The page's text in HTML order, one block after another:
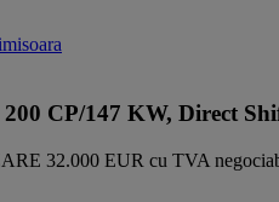
CP/147 KW, Direct
32.000 EUR cu TVA